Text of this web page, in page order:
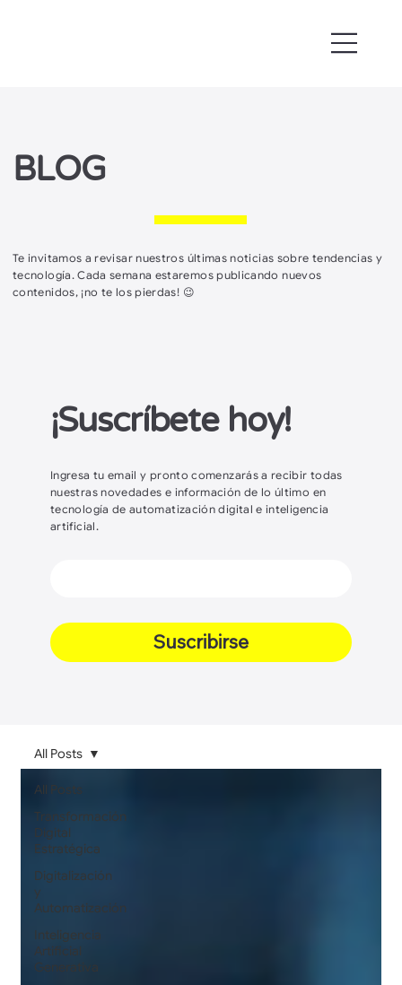
BLOG
Te invitamos a revisar nuestros últimas noticias sobre tendencias y
tecnología. Cada semana estaremos publicando nuevos
contenidos, ¡no te los pierdas! 😉
¡Suscríbete hoy!
Ingresa tu email y pronto comenzarás a recibir todas
nuestras novedades e información de lo último en
tecnología de automatización digital e inteligencia
artificial.
Suscribirse
All Posts
Transformación
Digital
Estratégica
Digitalización
y
Automatización
Inteligencia
Artificial
Generativa
All Posts